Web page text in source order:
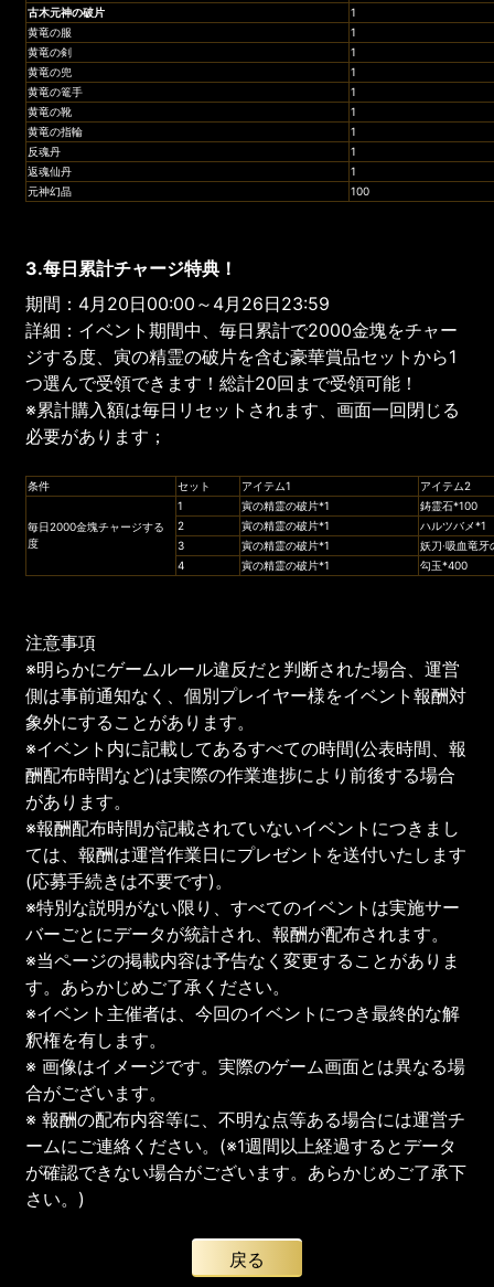
古木元神の破片
1
黄竜の服
1
黄竜の剣
1
黄竜の兜
1
黄竜の篭手
1
黄竜の靴
1
黄竜の指輪
1
反魂丹
1
返魂仙丹
1
元神幻晶
100
3.每日累計チャージ特典！
期間：4月20日00:00～4月26日23:59
詳細：イベント期間中、毎日累計で2000金塊をチャー
ジする度、寅の精霊の破片を含む豪華賞品セットから1
つ選んで受領できます！総計20回まで受領可能！
※累計購入額は毎日リセットされます、画面一回閉じる
必要があります；
条件 セット アイテム1 アイテム2
毎日2000金塊チャージする
度
1 寅の精霊の破片*1
鋳霊石*100
2
寅の精霊の破片*1
ハルツバメ*1
3
寅の精霊の破片*1
妖刀·吸血竜
4
寅の精霊の破片*1 勾玉*400
注意事項
※明らかにゲームルール違反だと判断された場合、運営
側は事前通知なく、個別プレイヤー様をイベント報酬対
象外にすることがあります。
※イベント内に記載してあるすべての時間(公表時間、報
酬配布時間など)は実際の作業進捗により前後する場合
があります。
※報酬配布時間が記載されていないイベントにつきまし
ては、報酬は運営作業日にプレゼントを送付いたします
(応募手続きは不要です)。
※特別な説明がない限り、すべてのイベントは実施サー
バーごとにデータが統計され、報酬が配布されます。
※当ページの掲載内容は予告なく変更することがありま
す。あらかじめご了承ください。
※イベント主催者は、今回のイベントにつき最終的な解
釈権を有します。
※ 画像はイメージです。実際のゲーム画面とは異なる場
合がございます。
※ 報酬の配布内容等に、不明な点等ある場合には運営チ
ームにご連絡ください。(※1週間以上経過するとデータ
が確認できない場合がございます。あらかじめご了承下
さい。)
戻る